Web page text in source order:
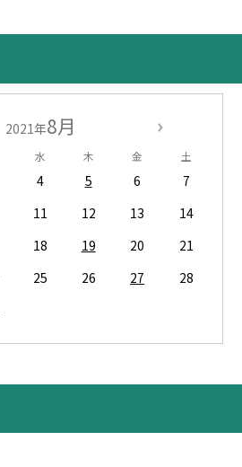
2021年8月
水 木 金 土
4 5 6
7
11 12 13
14
18 19 20
21
25 26 27
28